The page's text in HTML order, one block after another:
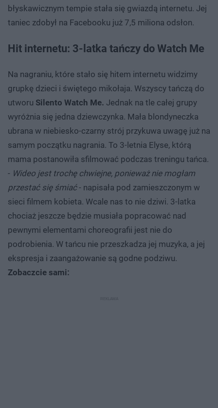
błyskawicznym tempie stała się gwiazdą internetu. Jej
taniec zdobył na Facebooku już 7,5 miliona odsłon.
Hit internetu: 3-latka tańczy do Watch Me
Na nagraniu, które stało się hitem internetu widzimy
grupkę dzieci i świętego mikołaja. Wszyscy tańczą do
utworu Silento Watch Me. Jednak na tle całej grupy
wyróżnia się jedna dziewczynka. Mała blondyneczka
ubrana w niebiesko-czarny strój przykuwa uwagę już na
samym początku nagrania. To 3-letnia Elyse, którą
mama postanowiła sfilmować podczas treningu tańca.
- Wideo jest trochę chwiejne, ponieważ nie mogłam
przestać się śmiać- napisała pod zamieszczonym w
sieci filmem kobieta. Wcale nas to nie dziwi. 3-latka
chociaż jeszcze będzie musiała popracować nad
pewnymi elementami choreografii jest nie do
podrobienia. W tańcu nie przeszkadza jej muzyka, a jej
ekspresja i zaangażowanie są godne podziwu.
Zobaczcie sami: